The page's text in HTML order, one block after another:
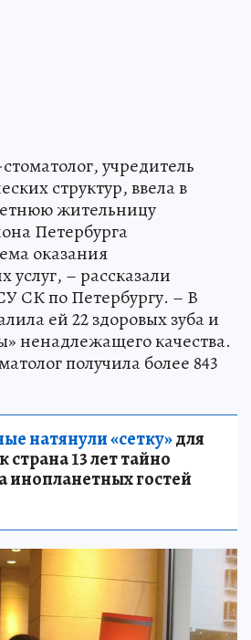
учредитель
структур, ввела в
жительницу
Петербурга
оказания
услуг, – рассказали
СК по Петербургу. – В
ей 22 здоровых зуба и
ненадлежащего качества.
получила более 843
натянули «сетку»для
13 лет тайно
инопланетных гостей